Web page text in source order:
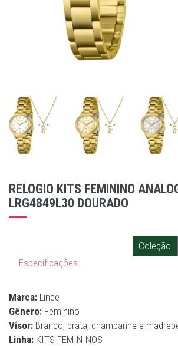
RELOGIO KITS FEMININO
LRG4849L30 DOURADO
Coleção
Especificações
Marca: Lince
Gênero: Feminino
Visor: Branco, prata, champanhe e
Linha: KITS FEMININOS